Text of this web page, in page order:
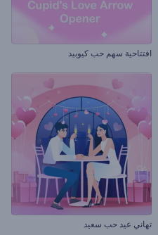
افتتاحية سهم حب كيوبيد
تهاني عيد حب سعيد